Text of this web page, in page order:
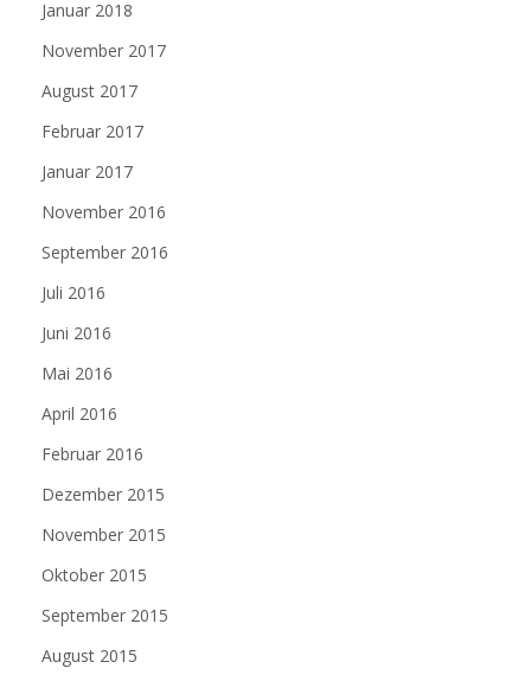
Januar 2018
November 2017
August 2017
Februar 2017
Januar 2017
November 2016
September 2016
Juli 2016
Juni 2016
Mai 2016
April 2016
Februar 2016
Dezember 2015
November 2015
Oktober 2015
September 2015
August 2015